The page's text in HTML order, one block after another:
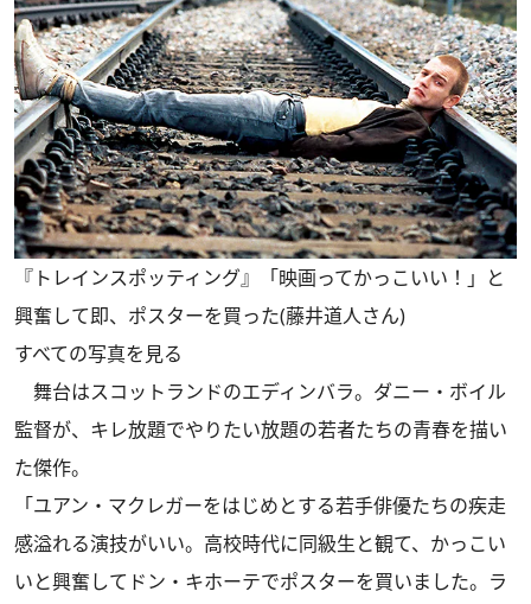
『トレインスポッティング』「映画ってかっこいい！」と
興奮して即、ポスターを買った(藤井道人さん)
すべての写真を見る
舞台はスコットランドのエディンバラ。ダニー・ボイル
監督が、キレ放題でやりたい放題の若者たちの青春を描い
た傑作。
「ユアン・マクレガーをはじめとする若手俳優たちの疾走
感溢れる演技がいい。高校時代に同級生と観て、かっこい
いと興奮してドン・キホーテでポスターを買いました。ラ